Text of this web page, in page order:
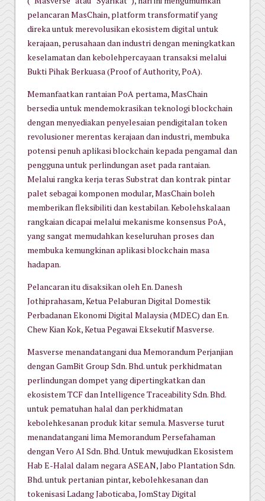
pelancaran MasChain, platform transformatif yang
direka untuk merevolusikan ekosistem digital untuk
kerajaan, perusahaan dan industri dengan meningkatkan
keselamatan dan kebolehpercayaan transaksi melalui
Bukti Pihak Berkuasa (Proof of Authority, PoA).
Memanfaatkan rantaian PoA pertama, MasChain
bersedia untuk mendemokrasikan teknologi blockchain
dengan menyediakan penyelesaian pendigitalan token
revolusioner merentas kerajaan dan industri, membuka
potensi penuh aplikasi blockchain kepada pengamal dan
pengguna untuk perlindungan aset pada rantaian.
Melalui rangka kerja teras Substrat dan kontrak pintar
palet sebagai komponen modular, MasChain boleh
memberikan fleksibiliti dan kestabilan. Kebolehskalaan
rangkaian dicapai melalui mekanisme konsensus PoA,
yang sangat memudahkan keseluruhan proses dan
membuka kemungkinan aplikasi blockchain masa
hadapan.
Pelancaran itu disaksikan oleh En. Danesh
Jothiprahasam, Ketua Pelaburan Digital Domestik
Perbadanan Ekonomi Digital Malaysia (MDEC) dan En.
Chew Kian Kok, Ketua Pegawai Eksekutif Masverse.
Masverse menandatangani dua Memorandum Perjanjian
dengan GamBit Group Sdn. Bhd. untuk perkhidmatan
perlindungan dompet yang dipertingkatkan dan
ekosistem TCF dan Intelligence Traceability Sdn. Bhd.
untuk pematuhan halal dan perkhidmatan
kebolehkesanan produk kitar semula. Masverse turut
menandatangani lima Memorandum Persefahaman
dengan Vero AI Sdn. Bhd. Untuk mewujudkan Ekosistem
Hab E-Halal dalam negara ASEAN, Jabo Plantation Sdn.
Bhd. untuk pertanian pintar, kebolehkesanan dan
tokenisasi Ladang Jaboticaba, JomStay Digital